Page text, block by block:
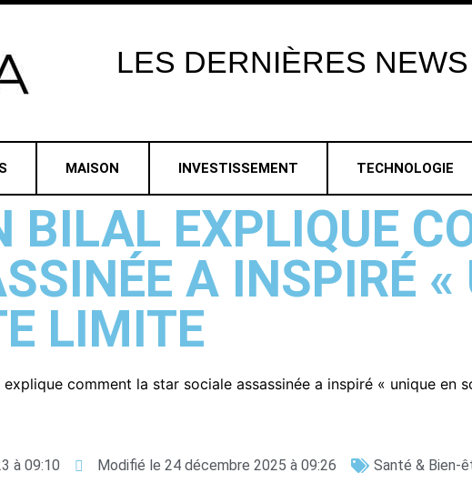
LES DERNIÈRES NEWS
MAISON INVESTISSEMENT TECHNOLOGIE
BILAL EXPLIQUE
A INSPIRÉ «
LIMITE
explique comment la star sociale assassinée a inspiré « unique en
à 09:10 Modifié le 24 décembre 2025 à 09:26 Santé & Bien-